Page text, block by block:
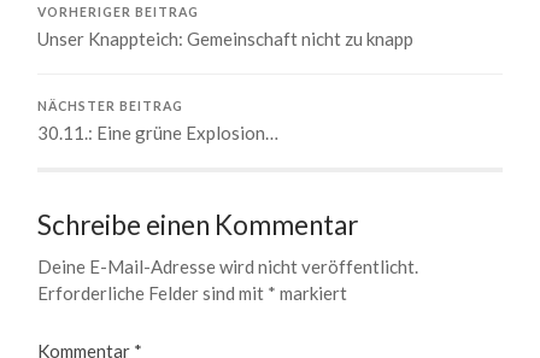
VORHERIGER BEITRAG
Unser Knappteich: Gemeinschaft nicht zu knapp
NÄCHSTER BEITRAG
30.11.: Eine grüne Explosion…
Schreibe einen Kommentar
Deine E-Mail-Adresse wird nicht veröffentlicht.
Erforderliche Felder sind mit * markiert
Kommentar *